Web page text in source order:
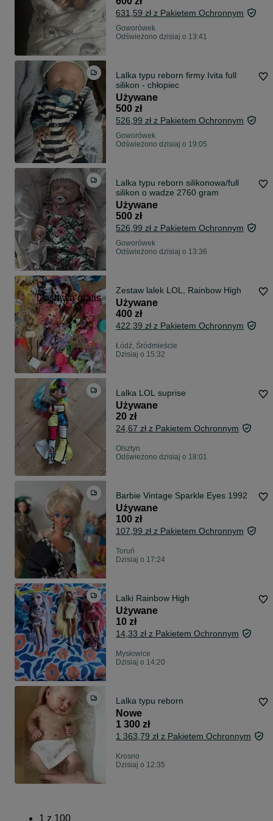
631,59 zł z Pakietem Ochronnym
Goworówek
Odświeżono dzisiaj o 13:41
Lalka typu reborn firmy Ivita full
silikon - chłopiec
Używane
500 zł
526,99 zł z Pakietem Ochronnym
Goworówek
Odświeżono dzisiaj o 19:05
Lalka typu reborn silikonowa/full
silikon o wadze 2760 gram
Używane
500 zł
526,99 zł z Pakietem Ochronnym
Goworówek
Odświeżono dzisiaj o 13:36
Dostawa gratis
Zestaw lalek LOL, Rainbow High
Używane
400 zł
422,39 zł z Pakietem Ochronnym
Łódź, Śródmieście
Dzisiaj o 15:32
Lalka LOL suprise
Używane
20 zł
24,67 zł z Pakietem Ochronnym
Olsztyn
Odświeżono dzisiaj o 18:01
Barbie Vintage Sparkle Eyes 1992
Używane
100 zł
107,99 zł z Pakietem Ochronnym
Toruń
Dzisiaj o 17:24
Lalki Rainbow High
Używane
10 zł
14,33 zł z Pakietem Ochronnym
Mysłowice
Dzisiaj o 14:20
Lalka typu reborn
Nowe
1 300 zł
1 363,79 zł z Pakietem Ochronnym
Krosno
Dzisiaj o 12:35
1 z 100